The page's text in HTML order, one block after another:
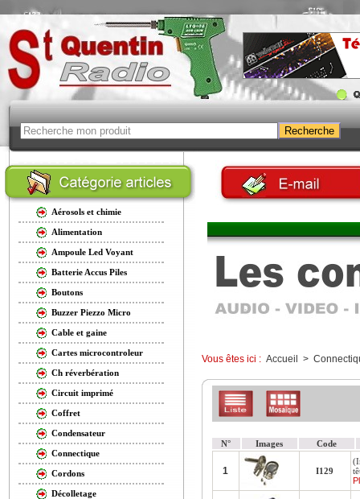
Aérosols et chimie
Alimentation
Ampoule Led Voyant
Batterie Accus Piles
Boutons
Buzzer Piezzo Micro
Cable et gaine
Cartes microcontroleur
Ch réverbération
Circuit imprimé
Coffret
Condensateur
Connectique
Cordons
Décolletage
Vous êtes ici : Accueil >
N° Images Code
1 I129